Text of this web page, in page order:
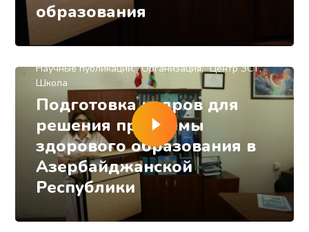
образования
3 года назад
Сидоров Евгений
Зарубежом
Конференция Здоровое Образование: опыт и
Научные публикации
Организация
Центр ЗСТ
Школа
Подготовка кадров для
решения проблемы
здорового образования в
Азербайджанской
Республики